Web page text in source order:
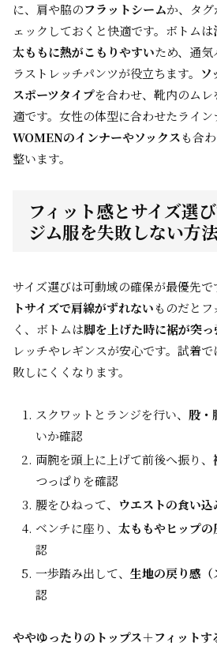
に、肩や脇のフラットシームか、タグ
ェックしておくと快適です。ボトムは
太ももに熱がこもりやすいため、通
ラストレッチパンツが役立ちます。 ソ
スポーツタイプを合わせ、靴内のム
適です。女性の体型に合わせたライン
WOMENのインナーやソックスも合
整います。
フィット感とサイズ選
ジム服を失敗しない方
サイズ選びは可動域の確保が最優先で
トサイズで肩線がずれないものだと
く、ボトムは脚を上げた時に裾が突
レッチやレギンスが安心です。試着
敗しにくくなります。
スクワットとランジを行い、 股・
いか確認
両腕を頭上に上げて前後へ振り、
つっぱりを確認
腰をひねって、 ウエストの食い込
ベンチに座り、 太ももやヒップの
認
一歩踏み出して、 生地の戻り感（
認
ややゆったりのトップス＋フィットす